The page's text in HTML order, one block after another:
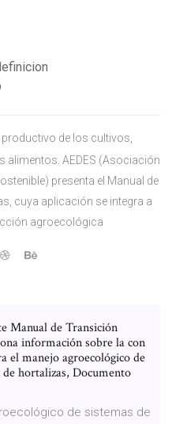
de los cultivos,
alimentos. AEDES (Asociación
presenta el Manual de
cuya aplicación se integra a
agroecológica
Manual de Transición
información sobre la con
el manejo agroecológico de
hortalizas, Documento
de sistemas de